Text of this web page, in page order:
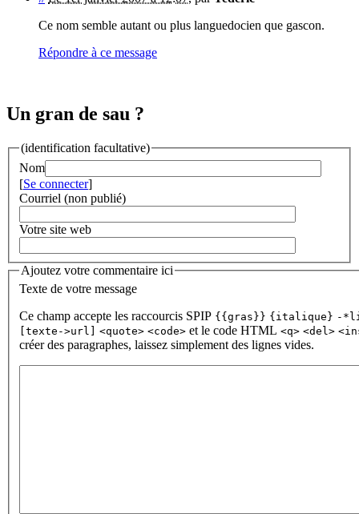
Ce nom semble autant ou plus languedocien que gascon.
Répondre à ce message
Un gran de sau ?
(identification facultative)
Nom
[Se connecter]
Courriel (non publié)
Votre site web
Ajoutez votre commentaire ici
Texte de votre message
Ce champ accepte les raccourcis SPIP {{gras}} {italique} -
[texte->url]
<quote> <code> et le code HTML <q> <del>
créer des paragraphes, laissez simplement des lignes vides.